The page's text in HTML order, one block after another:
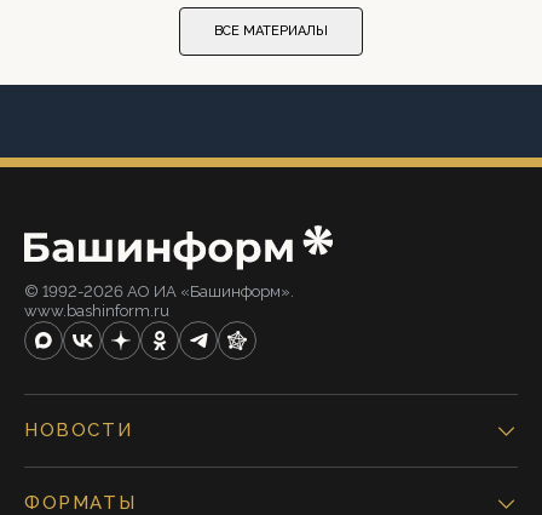
ВСЕ МАТЕРИАЛЫ
© 1992-2026 АО ИА «Башинформ».
www.bashinform.ru
НОВОСТИ
ФОРМАТЫ